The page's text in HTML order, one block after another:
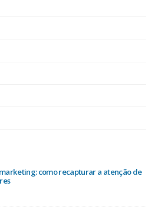
Ranqueamento: o impacto das redes sociais
25/03/2025